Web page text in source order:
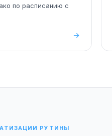
по расписанию с
РУТИНЫ